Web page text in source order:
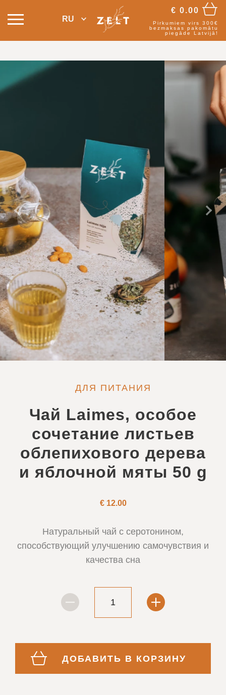
RU
€ 0.00
Pirkumiem virs 300€
bezmaksas pakomātu
piegāde Latvijā!
Назад
ДЛЯ ПИТАНИЯ
Чай Laimes, особое
сочетание листьев
облепихового дерева
и яблочной мяты 50 g
€ 12.00
Натуральный чай с серотонином,
способствующий улучшению самочувствия и
качества сна
ДОБАВИТЬ В КОРЗИНУ